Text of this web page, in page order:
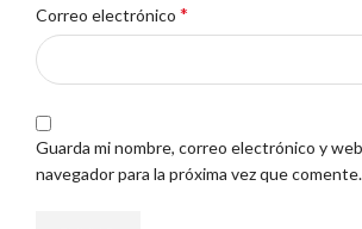
Correo electrónico *
Guarda mi nombre, correo electrónico y
navegador para la próxima vez que comente.